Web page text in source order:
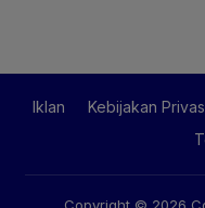
Iklan Kebijakan
Copyright © 2026